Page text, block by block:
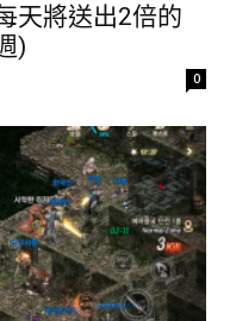
天將送出2倍的
)
0